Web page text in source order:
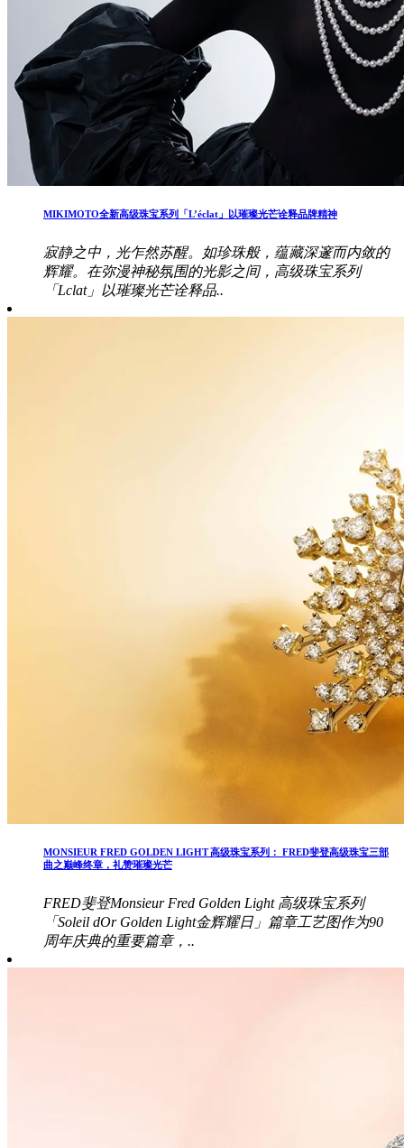
MIKIMOTO全新高级珠宝系列「L’éclat」以璀璨光芒诠释品牌精神
寂静之中，光乍然苏醒。如珍珠般，蕴藏深邃而内敛的
辉耀。在弥漫神秘氛围的光影之间，高级珠宝系列
「Lclat」以璀璨光芒诠释品..
MONSIEUR FRED GOLDEN LIGHT 高级珠宝系列： FRED斐登高级珠宝三部
曲之巅峰终章，礼赞璀璨光芒
FRED斐登Monsieur Fred Golden Light 高级珠宝系列
「Soleil dOr Golden Light金辉耀日」篇章工艺图作为90
周年庆典的重要篇章，..